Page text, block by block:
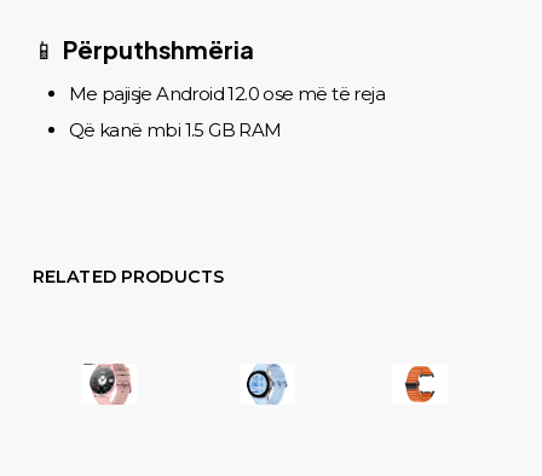
📱 Përputhshmëria
Me pajisje Android 12.0 ose më të reja
Që kanë mbi 1.5 GB RAM
RELATED PRODUCTS